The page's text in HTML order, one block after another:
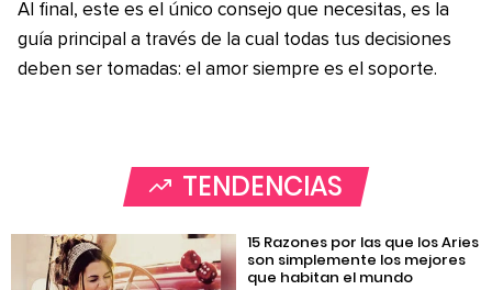
Al final, este es el único consejo que necesitas, es la
guía principal a través de la cual todas tus decisiones
deben ser tomadas: el amor siempre es el soporte.
TENDENCIAS
15 Razones por las que los Aries
son simplemente los mejores
que habitan el mundo